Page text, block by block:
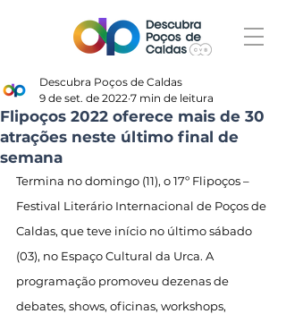
Flipoços 2022 oferece mais de 30
atrações neste último final de
semana
Descubra Poços de Caldas
9 de set. de 2022 7 min de leitura
Termina no domingo (11), o 17º Flipoços –
Festival Literário Internacional de Poços de
Caldas, que teve início no último sábado
(03), no Espaço Cultural da Urca. A
programação promoveu dezenas de
debates, shows, oficinas, workshops,